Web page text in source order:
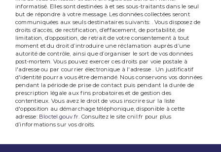
informatisé. Elles sont destinées à et ses sous-traitants dans le seul
but de répondre à votre message. Les données collectées seront
communiquées aux seuls destinataires suivants: . Vous disposez de
droits d’accès, de rectification, d’effacement, de portabilité, de
limitation, d’opposition, de retrait de votre consentement à tout
moment et du droit d’introduire une réclamation auprès d’une
autorité de contrôle, ainsi que d’organiser le sort de vos données
post-mortem. Vous pouvez exercer ces droits par voie postale à
l'adresse ou par courrier électronique à l'adresse . Un justificatif
d'identité pourra vous être demandé. Nous conservons vos données
pendant la période de prise de contact puis pendant la durée de
prescription légale aux fins probatoires et de gestion des
contentieux. Vous avez le droit de vous inscrire sur la liste
d'opposition au démarchage téléphonique, disponible à cette
adresse: Bloctel.gouv.fr. Consultez le site cnil.fr pour plus
d’informations sur vos droits.